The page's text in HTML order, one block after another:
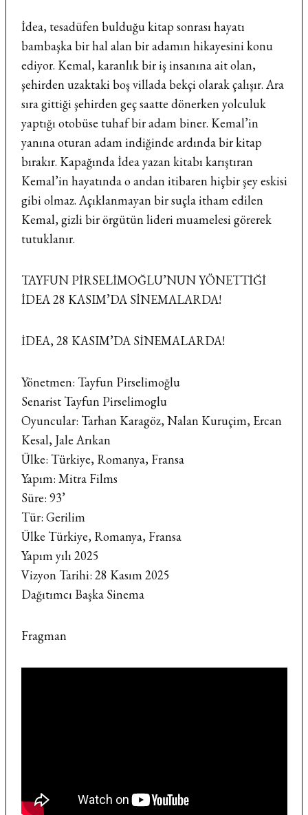
İdea, tesadüfen bulduğu kitap sonrası hayatı
bambaşka bir hal alan bir adamın hikayesini konu
ediyor. Kemal, karanlık bir iş insanına ait olan,
şehirden uzaktaki boş villada bekçi olarak çalışır. Ara
sıra gittiği şehirden geç saatte dönerken yolculuk
yaptığı otobüse tuhaf bir adam biner. Kemal’in
yanına oturan adam indiğinde ardında bir kitap
bırakır. Kapağında İdea yazan kitabı karıştıran
Kemal’in hayatında o andan itibaren hiçbir şey eskisi
gibi olmaz. Açıklanmayan bir suçla itham edilen
Kemal, gizli bir örgütün lideri muamelesi görerek
tutuklanır.
TAYFUN PİRSELİMOĞLU’NUN YÖNETTİĞİ
İDEA 28 KASIM’DA SİNEMALARDA!
İDEA, 28 KASIM’DA SİNEMALARDA!
Yönetmen: Tayfun Pirselimoğlu
Senarist Tayfun Pirselimoglu
Oyuncular: Tarhan Karagöz, Nalan Kuruçim, Ercan
Kesal, Jale Arıkan
Ülke: Türkiye, Romanya, Fransa
Yapım: Mitra Films
Süre: 93’
Tür: Gerilim
Ülke Türkiye, Romanya, Fransa
Yapım yılı 2025
Vizyon Tarihi: 28 Kasım 2025
Dağıtımcı Başka Sinema
Fragman